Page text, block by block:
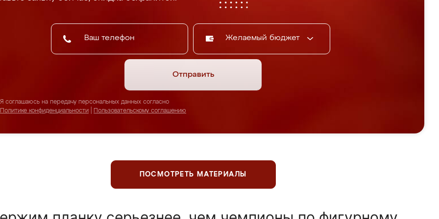
Желаемый бюджет
Отправить
Я соглашаюсь на передачу персональных данных согласно
Политике конфиденциальности
Пользовательскому соглашению
ПОСМОТРЕТЬ МАТЕРИАЛЫ